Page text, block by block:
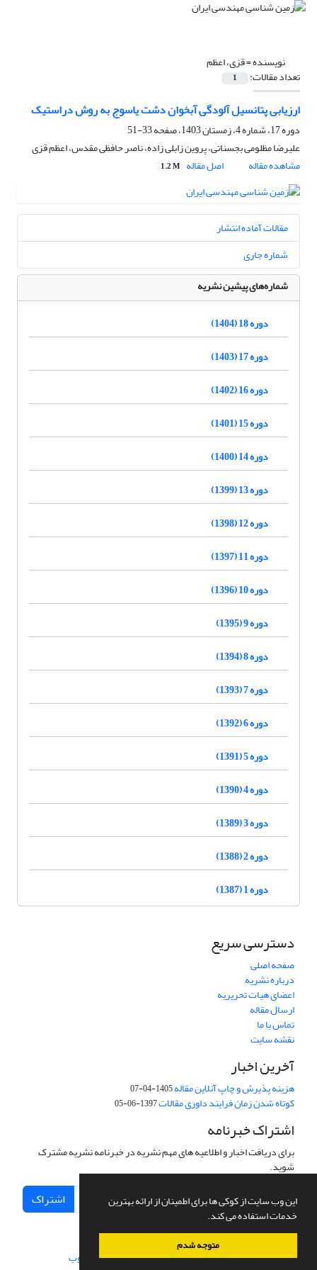
این وب سایت از کوکی ها برای اطمینان از ارائه بهترین
خدمات استفاده می کند.
متوجه شدم
نویسنده =قزی، اعظم
تعداد مقالات: 1
ارزیابی پتانسیل آلودگی آبخوان دشت یاسوج به روش دراستیک
دوره 17، شماره 4، زمستان 1403، صفحه
33-51
علیرضا مظلومی بجسناتی، پروین زابلی زاده، ناصر حافظی مقدس، اعظم قزی
مشاهده مقاله
اصل مقاله 1.2 M
مقالات آماده انتشار
شماره جاری
شماره‌های پیشین نشریه
دوره 18 (1404)
دوره 17 (1403)
دوره 16 (1402)
دوره 15 (1401)
دوره 14 (1400)
دوره 13 (1399)
دوره 12 (1398)
دوره 11 (1397)
دوره 10 (1396)
دوره 9 (1395)
دوره 8 (1394)
دوره 7 (1393)
دوره 6 (1392)
دوره 5 (1391)
دوره 4 (1390)
دوره 3 (1389)
دوره 2 (1388)
دوره 1 (1387)
دسترسی سریع
صفحه اصلی
درباره نشریه
اعضای هیات تحریریه
ارسال مقاله
تماس با ما
نقشه سایت
آخرین اخبار
هزینه پذیرش و چاپ آنلاین مقاله1405-04-07
کوتاه شدن زمان فرایند داوری مقالات1397-06-05
اشتراک خبرنامه
برای دریافت اخبار و اطلاعیه های مهم نشریه در خبرنامه نشریه مشترک
شوید.
اشتراک
سامانه مدیریت نشریات علمی.طراحی و پیاده سازی از سیناوب